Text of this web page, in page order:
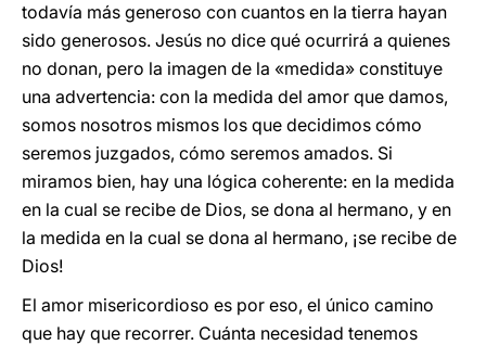
todavía más generoso con cuantos en la tierra hayan
sido generosos. Jesús no dice qué ocurrirá a quienes
no donan, pero la imagen de la «medida» constituye
una advertencia: con la medida del amor que damos,
somos nosotros mismos los que decidimos cómo
seremos juzgados, cómo seremos amados. Si
miramos bien, hay una lógica coherente: en la medida
en la cual se recibe de Dios, se dona al hermano, y en
la medida en la cual se dona al hermano, ¡se recibe de
Dios!
El amor misericordioso es por eso, el único camino
que hay que recorrer. Cuánta necesidad tenemos